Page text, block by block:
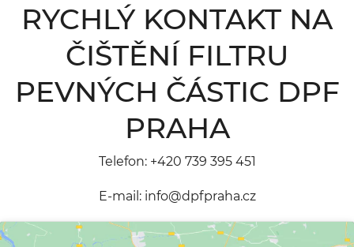
RYCHLÝ KONTAKT NA
ČIŠTĚNÍ FILTRU
PEVNÝCH ČÁSTIC DPF
PRAHA
Telefon: +420 739 395 451
E-mail: info@dpfpraha.cz